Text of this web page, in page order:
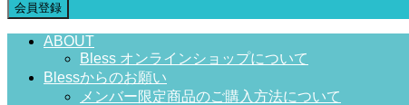
会員登録
ABOUT
Bless オンラインショップについて
Blessからのお願い
メンバー限定商品のご購入方法について